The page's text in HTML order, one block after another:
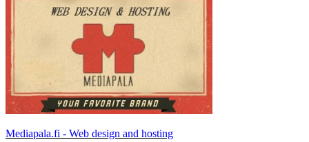
Mediapala.fi - Web design and hosting